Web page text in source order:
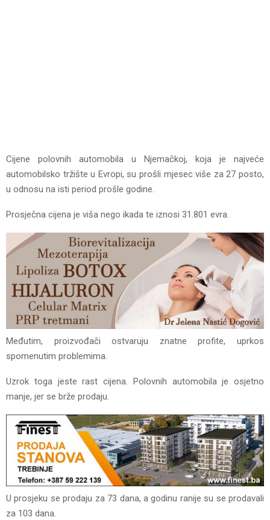
Cijene polovnih automobila u Njemačkoj, koja je najveće
automobilsko tržište u Evropi, su prošli mjesec više za 27 posto,
u odnosu na isti period prošle godine.
Prosječna cijena je viša nego ikada te iznosi 31.801 evra.
Međutim, proizvođači ostvaruju znatne profite, uprkos
spomenutim problemima.
Uzrok toga jeste rast cijena. Polovnih automobila je osjetno
manje, jer se brže prodaju.
U prosjeku se prodaju za 73 dana, a godinu ranije su se prodavali
za 103 dana.